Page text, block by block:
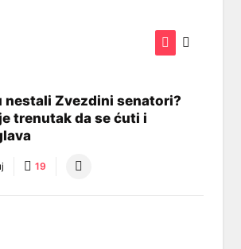
nestali Zvezdini senatori?
trenutak da se ćuti i
19